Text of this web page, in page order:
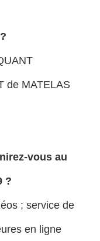
de MATELAS
vous au
?
; service de
en ligne